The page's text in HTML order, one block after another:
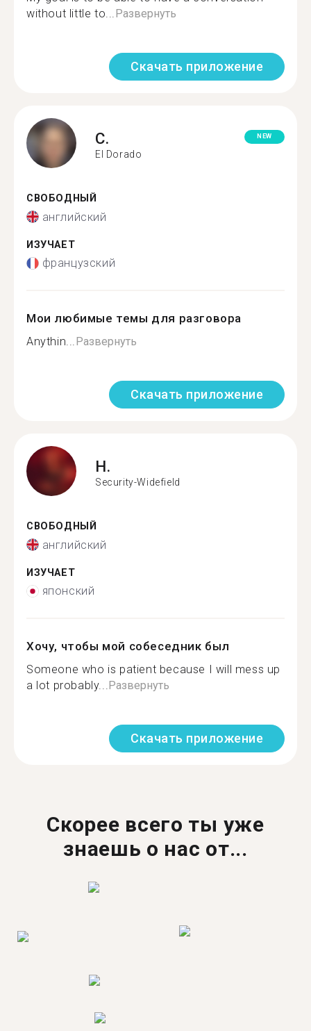
without little to...Развернуть
Скачать приложение
C.
El Dorado
NEW
СВОБОДНЫЙ
английский
ИЗУЧАЕТ
французский
Мои любимые темы для разговора
Anythin...Развернуть
Скачать приложение
H.
Security-Widefield
СВОБОДНЫЙ
английский
ИЗУЧАЕТ
японский
Хочу, чтобы мой собеседник был
Someone who is patient because I will mess up
a lot probably...Развернуть
Скачать приложение
Скорее всего ты уже
знаешь о нас от...